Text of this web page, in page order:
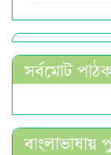
সর্বমোট
বাংলাভাষায়